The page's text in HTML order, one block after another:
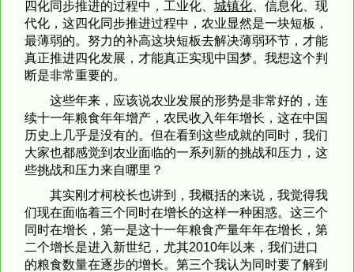
四化同步推进的过程中，工业化、 城镇化 、信息化、现
代化，这四化同步推进过程中，农业显然是一块短板，
最薄弱的。努力的补高这块短板去解决薄弱环节，才能
真正推进四化发展，才能真正实现中国梦。我想这个判
断是非常重要的。
这些年来，应该说农业发展的形势是非常好的，连
续十一年粮食年年增产，农民收入年年增长，这在中国
历史上几乎是没有的。但在看到这些成就的同时，我们
大家也都感觉到农业面临的一系列新的挑战和压力，这
些挑战和压力来自哪里？
其实刚才柯校长也讲到，我概括的来说，我觉得我
们现在面临着三个同时在增长的这样一种困惑。这三个
同时在增长，第一是这十一年粮食产量年年在增长，第
二个增长是进入新世纪，尤其2010年以来，我们进口
的粮食数量在逐步的增长。第三个我认为同时要了解到